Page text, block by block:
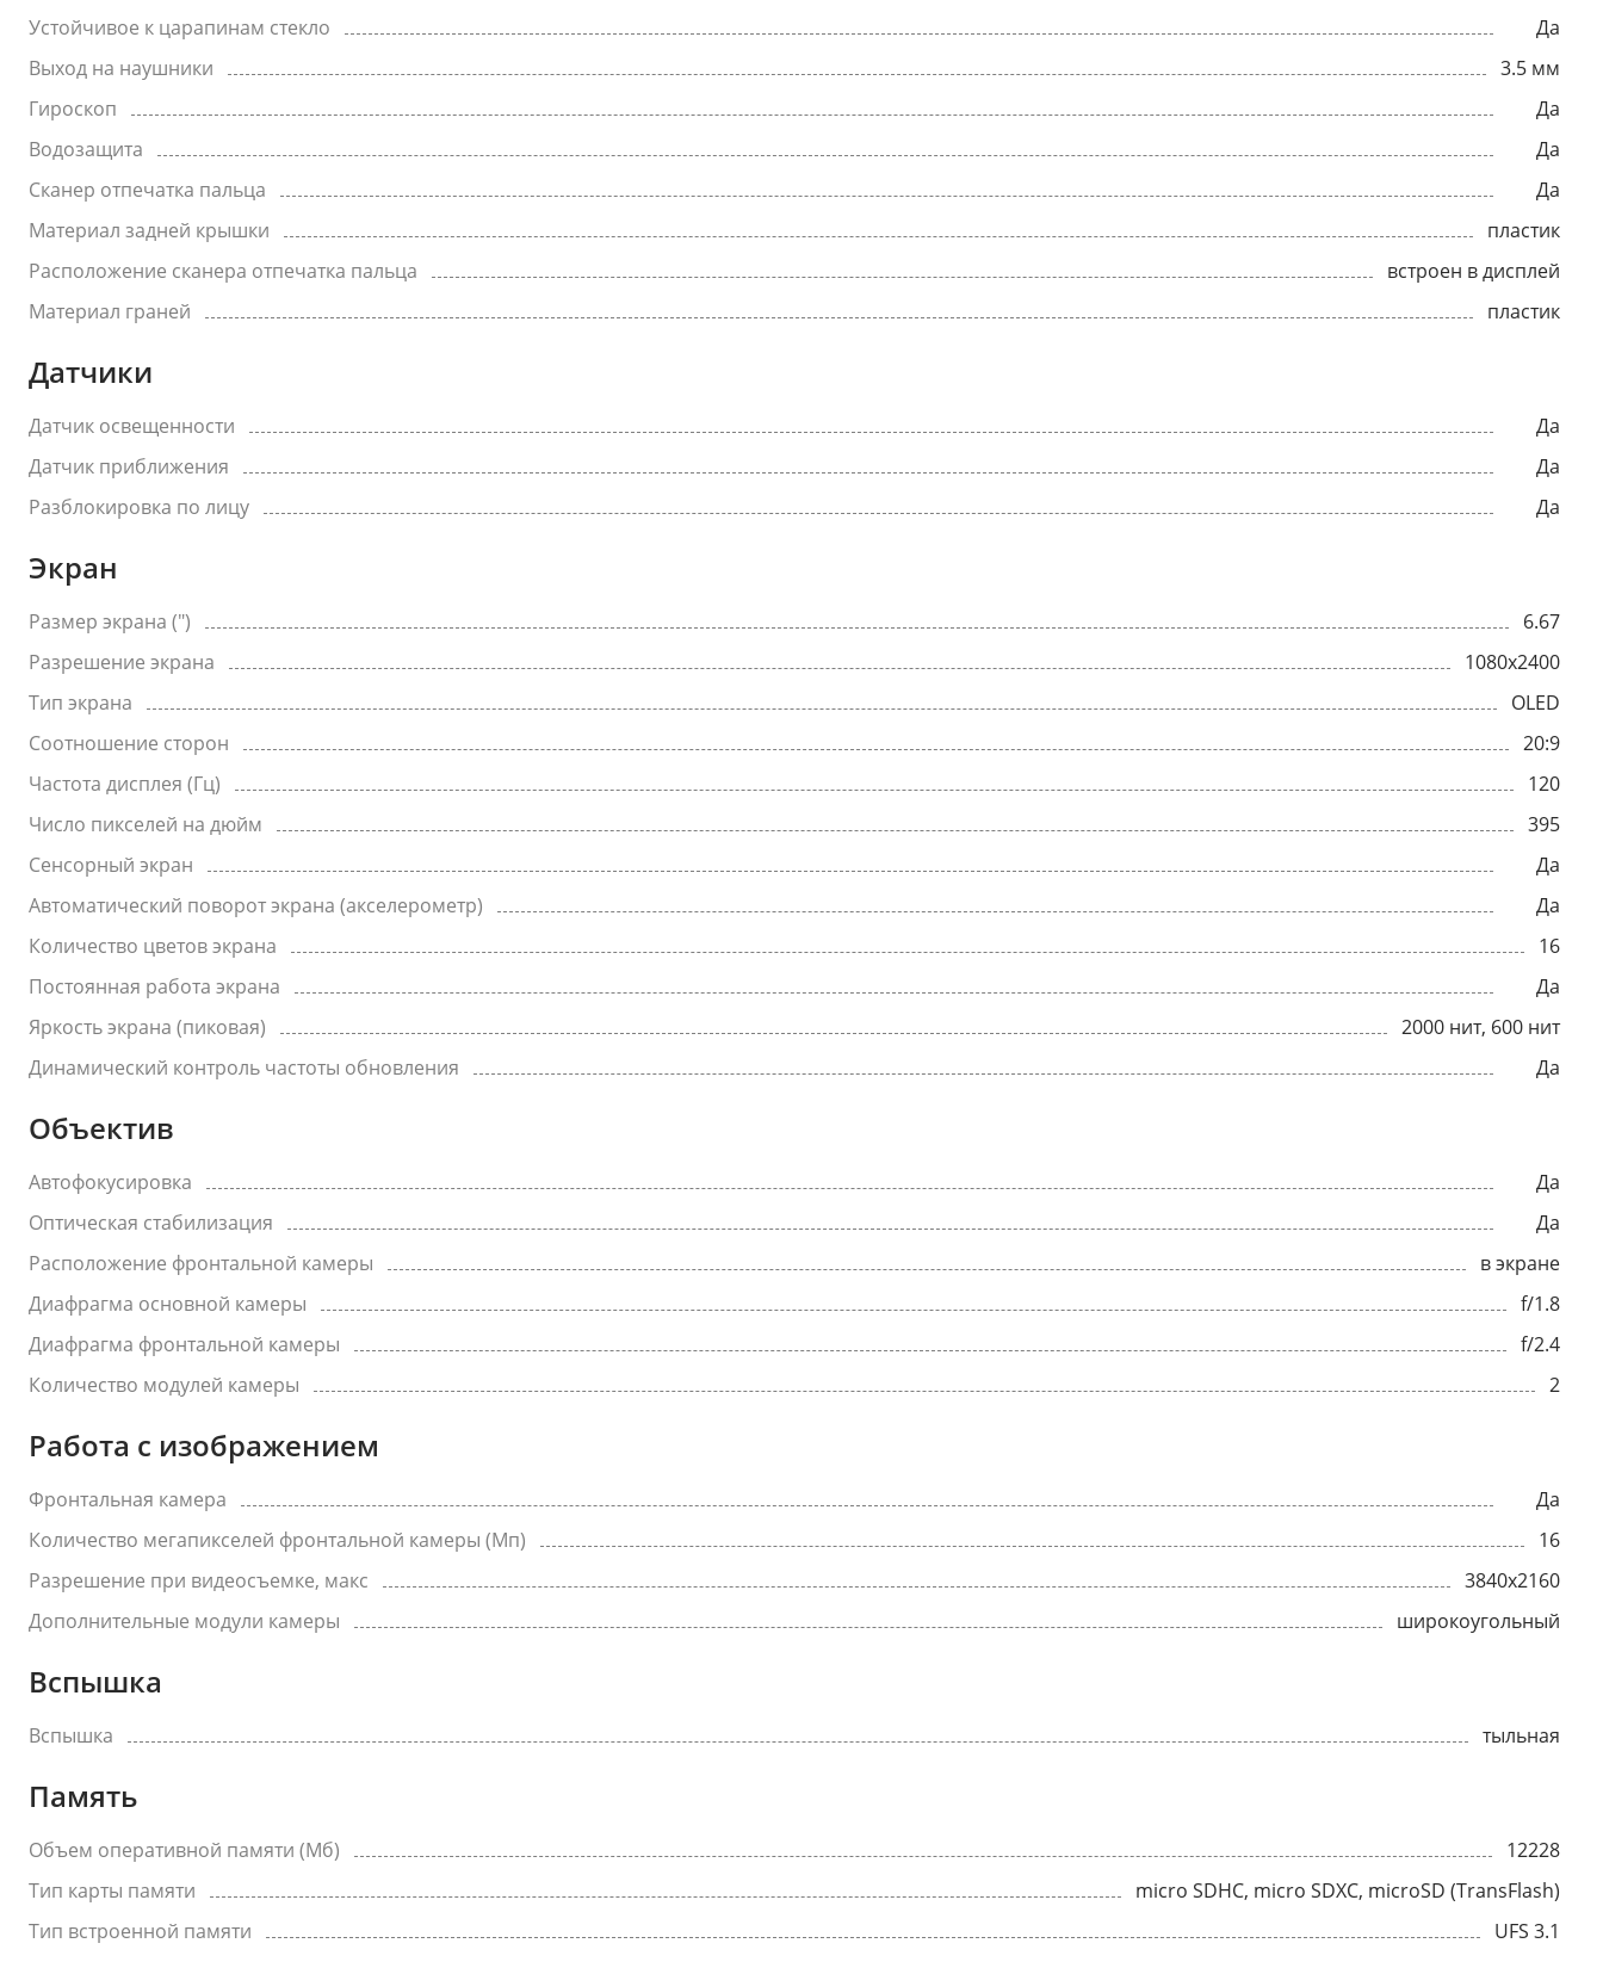
Устойчивое к царапинам стекло
Да
Выход на наушники
3.5 мм
Гироскоп
Да
Водозащита
Да
Сканер отпечатка пальца
Да
Материал задней крышки
пластик
Расположение сканера отпечатка пальца
встроен в дисплей
Материал граней
пластик
Датчики
Датчик освещенности
Да
Датчик приближения
Да
Разблокировка по лицу
Да
Экран
Размер экрана (")
6.67
Разрешение экрана
1080x2400
Тип экрана
OLED
Соотношение сторон
20:9
Частота дисплея (Гц)
120
Число пикселей на дюйм
395
Сенсорный экран
Да
Автоматический поворот экрана (акселерометр)
Да
Количество цветов экрана
16
Постоянная работа экрана
Да
Яркость экрана (пиковая)
2000 нит, 600 нит
Динамический контроль частоты обновления
Да
Объектив
Автофокусировка
Да
Оптическая стабилизация
Да
Расположение фронтальной камеры
в экране
Диафрагма основной камеры
f/1.8
Диафрагма фронтальной камеры
f/2.4
Количество модулей камеры
2
Работа с изображением
Фронтальная камера
Да
Количество мегапикселей фронтальной камеры (Мп)
16
Разрешение при видеосъемке, макс
3840x2160
Дополнительные модули камеры
широкоугольный
Вспышка
Вспышка тыльная
Память
Объем оперативной памяти (Мб)
12228
Тип карты памяти
micro SDHC, micro SDXC, microSD (TransFlash)
Тип встроенной памяти
UFS 3.1